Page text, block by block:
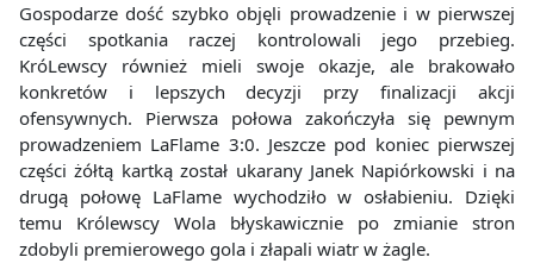
Gospodarze dość szybko objęli prowadzenie i w pierwszej
części spotkania raczej kontrolowali jego przebieg.
KróLewscy również mieli swoje okazje, ale brakowało
konkretów i lepszych decyzji przy finalizacji akcji
ofensywnych. Pierwsza połowa zakończyła się pewnym
prowadzeniem LaFlame 3:0. Jeszcze pod koniec pierwszej
części żółtą kartką został ukarany Janek Napiórkowski i na
drugą połowę LaFlame wychodziło w osłabieniu. Dzięki
temu Królewscy Wola błyskawicznie po zmianie stron
zdobyli premierowego gola i złapali wiatr w żagle.